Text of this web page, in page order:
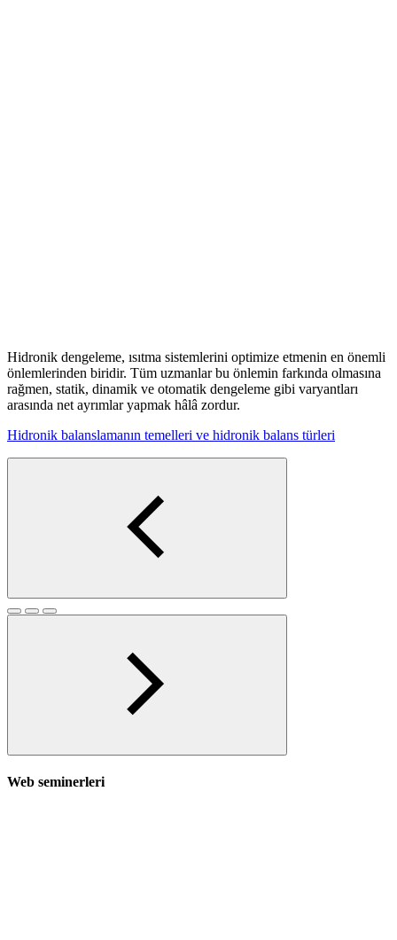
Hidronik dengeleme, ısıtma sistemlerini optimize etmenin en önemli
önlemlerinden biridir. Tüm uzmanlar bu önlemin farkında olmasına
rağmen, statik, dinamik ve otomatik dengeleme gibi varyantları
arasında net ayrımlar yapmak hâlâ zordur.
Hidronik balanslamanın temelleri ve hidronik balans türleri
Web seminerleri